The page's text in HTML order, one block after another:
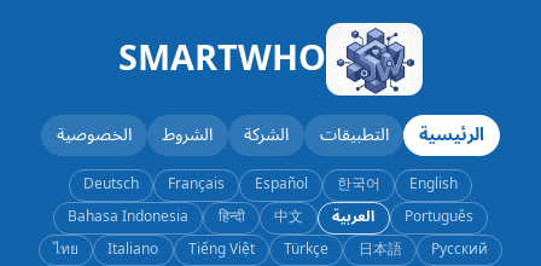
SMARTWHO
الرئيسية التطبيقات الشركة الشروط الخصوصية
English
한국어
Español
Français
Deutsch
Português
العربية 中文
हिन्दी
Bahasa Indonesia
Русский
日本語
Türkçe
Tiếng Việt
Italiano
ไทย